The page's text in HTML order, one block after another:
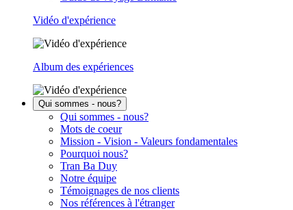
Vidéo d'expérience
Album des expériences
Qui sommes - nous?
Qui sommes - nous?
Mots de coeur
Mission - Vision - Valeurs fondamentales
Pourquoi nous?
Tran Ba Duy
Notre équipe
Témoignages de nos clients
Nos références à l'étranger